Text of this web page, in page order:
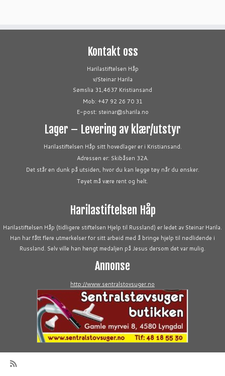
Kontakt oss
Harilastiftelsen Håp
v/Steinar Harila
Sømslia 31,4637 Kristiansand
Mob: +47 92 26 70 31
E-post: steinar@sharila.no
Lager – Levering av klær/utstyr
Harilastiftelsen Håp sitt hovedlager er i Kristiansand.
Adressen er: Skibåsen 32A.
Det står en dunk på utsiden, hvor du kan legge tøy når du ønsker.
Tøyet må være rent og helt.
Harilastiftelsen Håp
Harilastiftelsen Håp (tidligere stiftelsen Hjelp til Russland) er ledet av Steinar Harila.
Han har fått flere utmerkelser for sitt arbeid med å bringe hjelp til nødlidende i
Russland. Selv ville han hengt medaljen på Jesus dersom det var mulig.
Annonse
http://www.sentralstovsuger.no